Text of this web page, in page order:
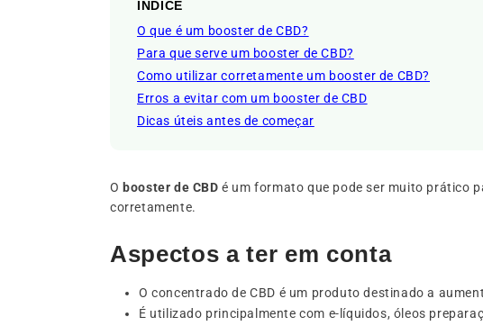
ÍNDICE
O que é um booster de CBD?
Para que serve um booster de CBD?
Como utilizar corretamente um booster de CBD?
Erros a evitar com um booster de CBD
Dicas úteis antes de começar
O booster de CBD é um formato que pode ser muito prático
corretamente.
Aspectos a ter em conta
O concentrado de CBD é um produto destinado a
É utilizado principalmente com e-líquidos, óleos